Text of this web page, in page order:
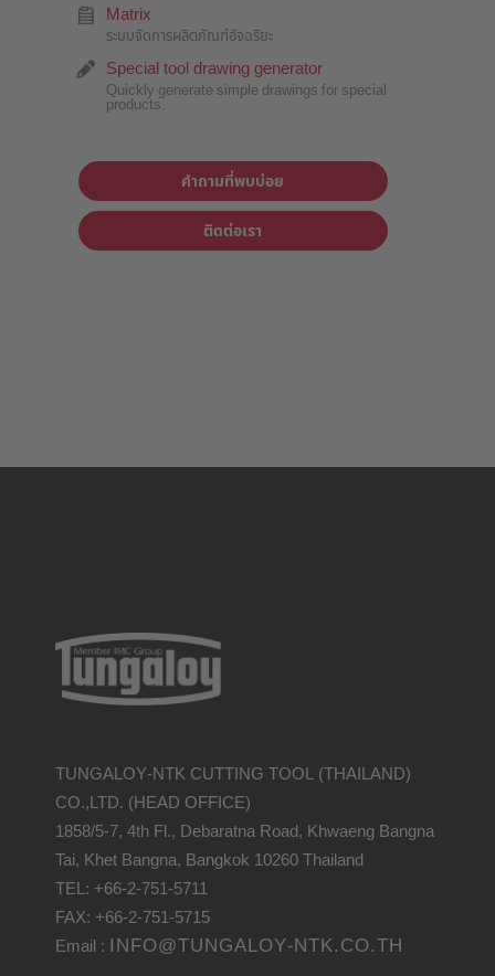
Matrix
ระบบจัดการผลิตภัณฑ์อัจฉริยะ
Special tool drawing generator
Quickly generate simple drawings for special
products.
คำถามที่พบบ่อย
ติดต่อเรา
TUNGALOY-NTK CUTTING TOOL (THAILAND)
CO.,LTD. (HEAD OFFICE)
1858/5-7, 4th Fl., Debaratna Road, Khwaeng Bangna
Tai, Khet Bangna, Bangkok 10260 Thailand
TEL: +66-2-751-5711
FAX: +66-2-751-5715
Email : INFO@TUNGALOY-NTK.CO.TH